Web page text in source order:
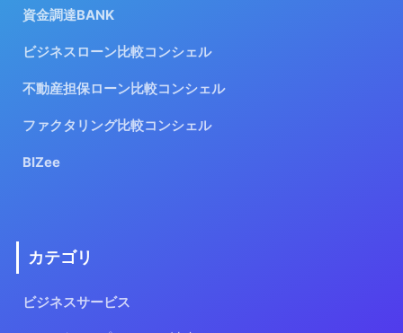
資金調達BANK
ビジネスローン比較コンシェル
不動産担保ローン比較コンシェル
ファクタリング比較コンシェル
BIZee
カテゴリ
ビジネスサービス